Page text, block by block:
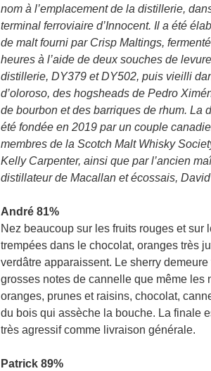
nom à l’emplacement de la distillerie,
terminal ferroviaire d’Innocent. Il a été
de malt fourni par Crisp Maltings,
heures à l’aide de deux souches de
distillerie, DY379 et DY502, puis vieilli
d’oloroso, des hogsheads de Pedro
de bourbon et des barriques de rhum. La
été fondée en 2019 par un couple
membres de la Scotch Malt Whisky
Kelly Carpenter, ainsi que par l’ancien
distillateur de Macallan et écossais,
André 81%
Nez beaucoup sur les fruits rouges et
trempées dans le chocolat, oranges très
verdâtre apparaissent. Le sherry
grosses notes de cannelle que même les
oranges, prunes et raisins, chocolat,
du bois qui assèche la bouche. La finale
très agressif comme livraison générale.
Patrick 89%